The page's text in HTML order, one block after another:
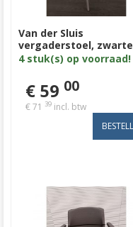
Van der Sluis
vergaderstoel, zwarte
stof, zilvergrijs 4poot
4 stuk(s) op voorraad!
€ 59 00
€ 71 39incl. btw